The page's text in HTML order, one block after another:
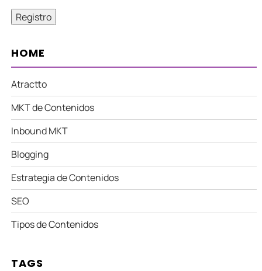
HOME
Atractto
MKT de Contenidos
Inbound MKT
Blogging
Estrategia de Contenidos
SEO
Tipos de Contenidos
TAGS